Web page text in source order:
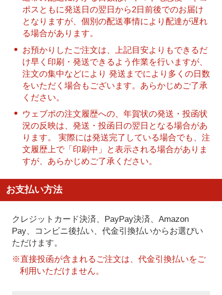
ポスともに発送日の翌日から2日前後でのお届け
となりますが、個別の配送事情により配達が遅れ
る場合があります。
お預かりしたご注文は、上記目安よりもできるだ
け早く印刷・発送できるよう作業を行いますが、
注文の集中などにより 発送までにより多くの日数
をいただく場合もございます。あらかじめご了承
ください。
ウェブポの注文履歴への、年賀状の発送・投函状
況の反映は、発送・投函日の翌日となる場合があ
ります。 実際には発送完了している場合でも、注
文履歴上で「印刷中」と表示される場合がありま
すが、あらかじめご了承ください。
お支払い方法
クレジットカード決済、PayPay決済、Amazon
Pay、コンビニ後払い、代金引換払いからお選びい
ただけます。
※直接投函が含まれるご注文は、代金引換払いをご
利用いただけません。